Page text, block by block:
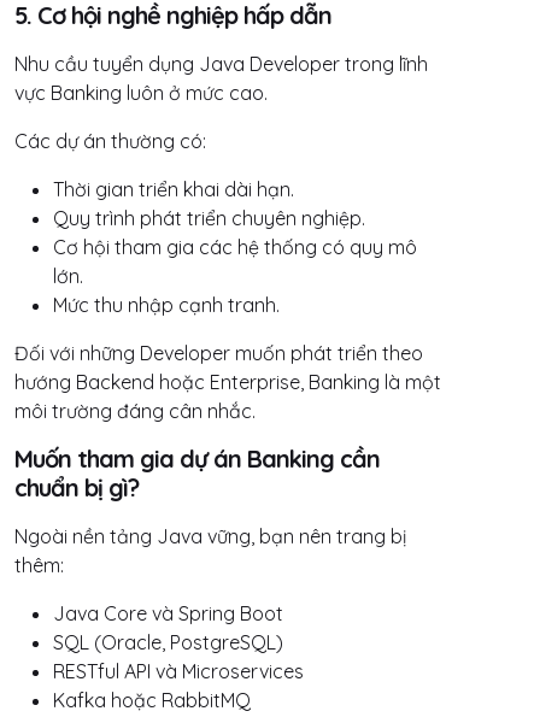
5. Cơ hội nghề nghiệp hấp dẫn
Nhu cầu tuyển dụng Java Developer trong lĩnh
vực Banking luôn ở mức cao.
Các dự án thường có:
Thời gian triển khai dài hạn.
Quy trình phát triển chuyên nghiệp.
Cơ hội tham gia các hệ thống có quy mô
lớn.
Mức thu nhập cạnh tranh.
Đối với những Developer muốn phát triển theo
hướng Backend hoặc Enterprise, Banking là một
môi trường đáng cân nhắc.
Muốn tham gia dự án Banking cần
chuẩn bị gì?
Ngoài nền tảng Java vững, bạn nên trang bị
thêm:
Java Core và Spring Boot
SQL (Oracle, PostgreSQL)
RESTful API và Microservices
Kafka hoặc RabbitMQ